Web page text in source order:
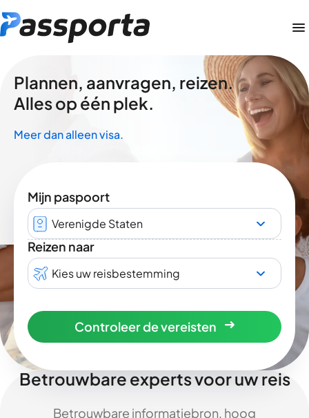
Plannen, aanvragen, reizen.
Alles op één plek.
Meer dan alleen visa.
Mijn paspoort
Verenigde Staten
Reizen naar
Kies uw reisbestemming
Controleer de vereisten
Betrouwbare experts voor uw reis
Betrouwbare informatiebron, hoog